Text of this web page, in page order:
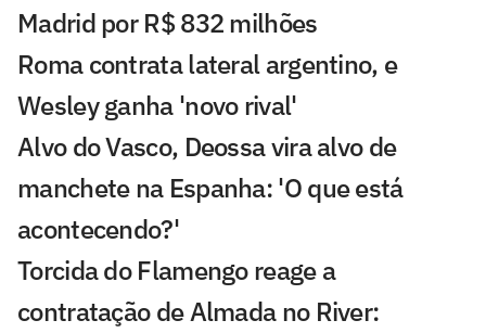
Madrid por R$ 832 milhões
Roma contrata lateral argentino, e
Wesley ganha 'novo rival'
Alvo do Vasco, Deossa vira alvo de
manchete na Espanha: 'O que está
acontecendo?'
Torcida do Flamengo reage a
contratação de Almada no River: